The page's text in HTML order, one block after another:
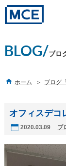
BLOG/ブロ
 ホーム ブログ
オフィスデコ
2020.03.09 ブ